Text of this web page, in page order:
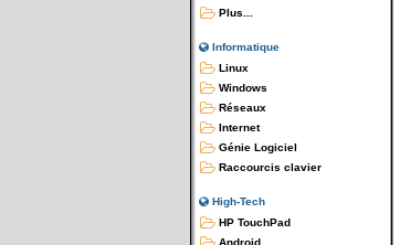
Plus...
Informatique
Linux
Windows
Réseaux
Internet
Génie Logiciel
Raccourcis clavier
High-Tech
HP TouchPad
Android